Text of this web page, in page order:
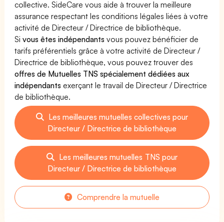
collective. SideCare vous aide à trouver la meilleure
assurance respectant les conditions légales liées à votre
activité de Directeur / Directrice de bibliothèque.
Sivous êtes indépendants vous pouvez bénéficier de
tarifs préférentiels grâce à votre activité de Directeur /
Directrice de bibliothèque, vous pouvez trouver des
offres de Mutuelles TNS spécialement dédiées aux
indépendants exerçant le travail de Directeur / Directrice
de bibliothèque.
Les meilleures mutuelles collectives pour
Directeur / Directrice de bibliothèque
Les meilleures mutuelles TNS pour
Directeur / Directrice de bibliothèque
Comprendre la mutuelle